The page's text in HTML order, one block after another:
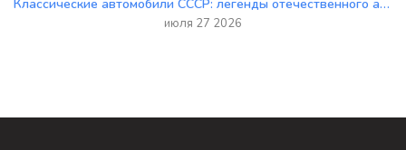
Классические автомобили СССР: легенды отечественного автопрома
июля 27 2026